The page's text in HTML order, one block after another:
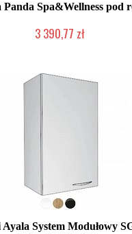
Panda Spa&Wellness pod
3 390,77 zł
System Modułowy